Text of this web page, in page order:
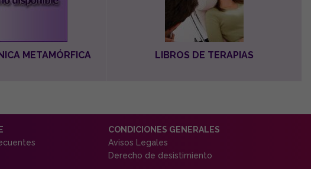
METAMÓRFICA LIBROS DE TERAPIAS
CONDICIONES GENERALES
Avisos Legales
Derecho de desistimiento